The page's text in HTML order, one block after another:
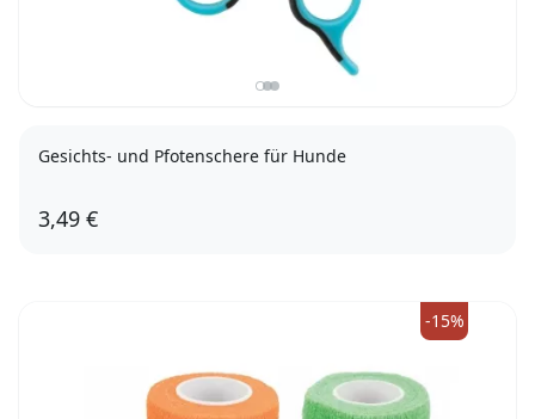
Gesichts- und Pfotenschere für Hunde
3,49 €
-15%